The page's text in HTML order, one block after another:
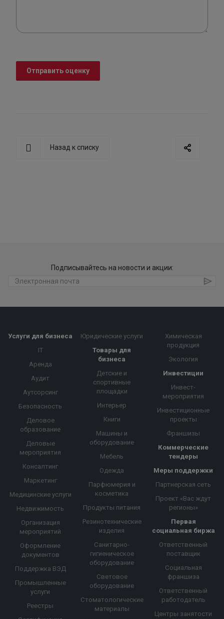
Отправить оценку
Назад к списку
Подписывайтесь на новости и акции:
Услуги для бизнеса
IT
Аренда
Аудит
Аутсорсинг
Безопасность
Деловое
образование
Деловые
мероприятия
Консалтинг
Маркетинг
Медицинские услуги
Недвижимость
Организация
мероприятий
Оформление
документов
Поддержка ВЭД
Промышленные
услуги
Реестры
Юридические услуги
Товары для
бизнеса
Детские и
спортивные
площадки
Интерьер
Книги
Машины и
оборудование
Мебель
Одежда
Парфюмерия и
косметика
Продукты питания
Резинотехнические
изделия
Санитарно-
гигиеническое
оборудование
Световое
оборудование
Стоматологические
материалы
Химическая
продукция
Экология
Инвестиции
Инвест-
мероприятия
Инвестиционные
проекты
Франшизы
Коммерческие
тендеры
Меры поддержки
Партнерская сеть
Проект «Вас ждут
регионы»
Первая
социальная биржа
Ответственный
поставщик
Социальная
франшиза
Ответственный
работодатель
Центры занятости